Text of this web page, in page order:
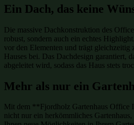
Ein Dach, das keine
Die massive Dachkonstruktion des
robust, sondern auch ein echtes
vor den Elementen und trägt gleichzeitig
Hauses bei. Das Dachdesign garantiert,
abgeleitet wird, sodass das Haus stets
Mehr als nur ein
Mit dem **Fjordholz Gartenhaus Office
nicht nur ein herkömmliches